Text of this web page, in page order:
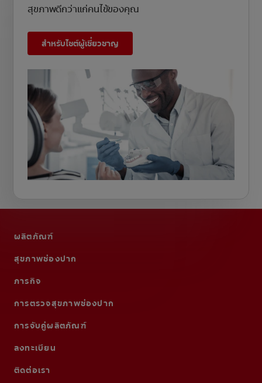
สุขภาพดีกว่าแก่คนไข้ของคุณ
สำหรับไซต์ผู้เชี่ยวชาญ
ผลิตภัณฑ์
สุขภาพช่องปาก
ภารกิจ
การตรวจสุขภาพช่องปาก
การจับคู่ผลิตภัณฑ์
ลงทะเบียน
ติดต่อเรา